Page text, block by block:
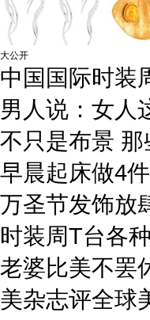
大公开
中国国际时装
男人说：女人
不只是布景
早晨起床做4
万圣节发饰放
时装周T台各
老婆比美不罢
美杂志评全球